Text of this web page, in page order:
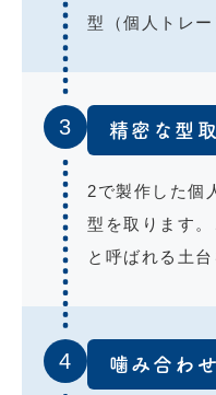
型（個人トレー
3 精密な型
2で製作した個
型を取ります。
と呼ばれる土台
4 噛み合わ